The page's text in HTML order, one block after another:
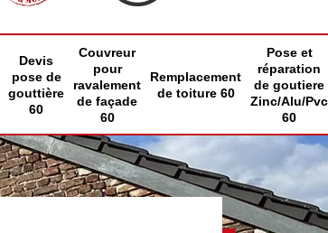
Devis
pose de
gouttière
60
Couvreur
pour
ravalement
de façade
60
Remplacement
de toiture 60
Pose et
réparation
de goutiere
Zinc/Alu/Pvc
60